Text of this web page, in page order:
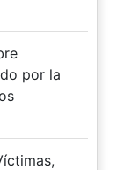
por la